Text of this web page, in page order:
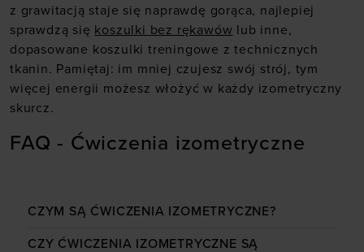
z grawitacją staje się naprawdę gorąca, najlepiej
sprawdzą się koszulki bez rękawów lub inne,
dopasowane koszulki treningowe z technicznych
tkanin. Pamiętaj: im mniej czujesz swój strój, tym
więcej energii możesz włożyć w każdy izometryczny
skurcz.
FAQ - Ćwiczenia izometryczne
CZYM SĄ ĆWICZENIA IZOMETRYCZNE?
CZY ĆWICZENIA IZOMETRYCZNE SĄ